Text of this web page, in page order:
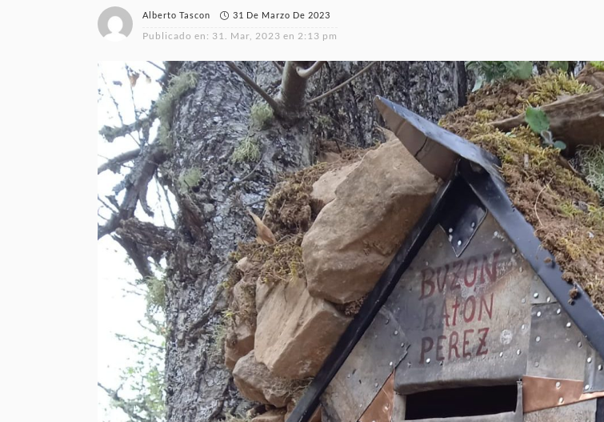
Alberto Tascon 31 De Marzo De 2023
Publicado en: 31. Mar, 2023 en 2:13 pm